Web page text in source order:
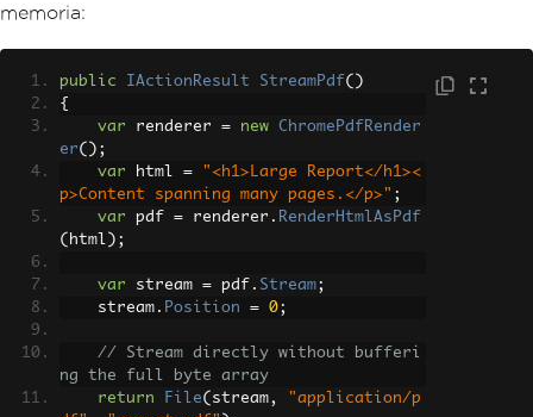
memoria:
public IActionResult StreamPdf()
{
var renderer = new
ChromePdfRender
er();
var html =
"<h1>Large Report</h1><
p>Content spanning many pages.</p>" ;
var pdf = renderer . RenderHtmlAsPdf
( html );
var stream = pdf . Stream;
    stream
. Position = 0;
// Stream directly without bufferi
ng the full byte array
return
File( stream,
"application/p